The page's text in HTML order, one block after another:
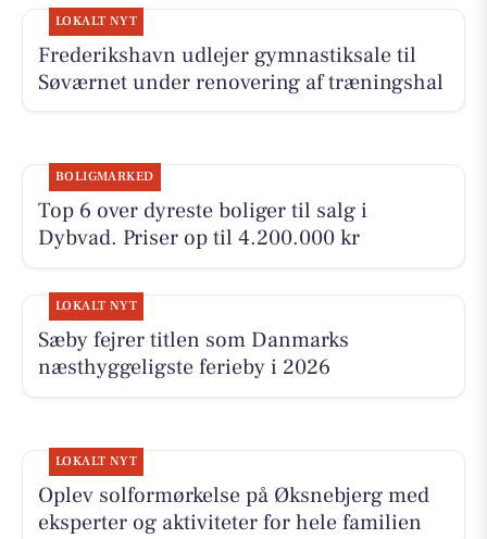
LOKALT NYT
Frederikshavn udlejer gymnastiksale til
Søværnet under renovering af træningshal
BOLIGMARKED
Top 6 over dyreste boliger til salg i
Dybvad. Priser op til 4.200.000 kr
LOKALT NYT
Sæby fejrer titlen som Danmarks
næsthyggeligste ferieby i 2026
LOKALT NYT
Oplev solformørkelse på Øksnebjerg med
eksperter og aktiviteter for hele familien